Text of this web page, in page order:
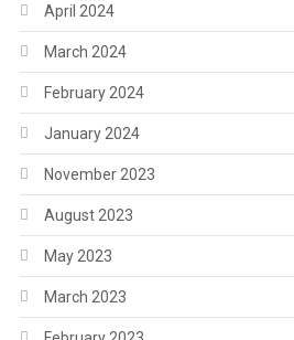
April 2024
March 2024
February 2024
January 2024
November 2023
August 2023
May 2023
March 2023